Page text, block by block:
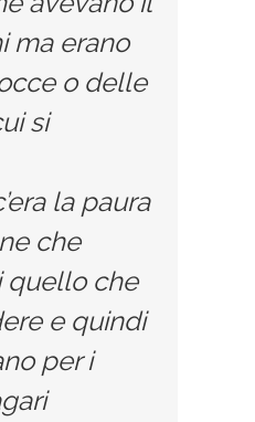
ma erano
o delle
si
la paura
che
quello che
e quindi
per i